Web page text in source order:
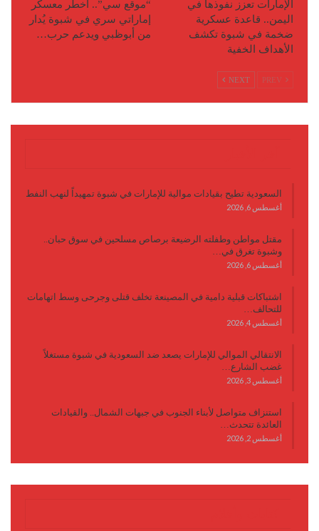
الإمارات تعزز نفوذها في
اليمن.. قاعدة عسكرية
ضخمة في شبوة تكشف
الأهداف الخفية
“موقع سي”.. أخطر معسكر
إماراتي سري في شبوة يُدار
من أبوظبي ويدعم حرب…
NEXT
السعودية تطيح بقيادات موالية للإمارات في شبوة تمهيداً لنهب النفط
أغسطس 6, 2026
مقتل مواطن وطفلته الرضيعة برصاص مسلحين في سوق حبان..
وشبوة تغرق في…
أغسطس 6, 2026
اشتباكات قبلية دامية في المصينعة تخلف قتلى وجرحى وسط اتهامات
للتحالف…
أغسطس 4, 2026
الانتقالي الموالي للإمارات يصعد ضد السعودية في شبوة مستغلاً
غضب الشارع…
أغسطس 3, 2026
استنزاف متواصل لأبناء الجنوب في جبهات الشمال.. والقيادات
العائدة تتحدث…
أغسطس 2, 2026